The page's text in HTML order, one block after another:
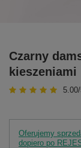
Czarny
kieszeniami
Oferujemy
dopiero po